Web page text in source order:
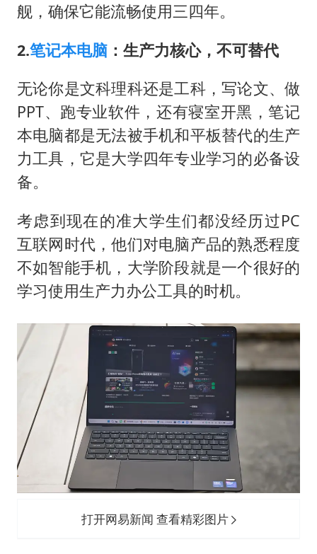
舰，确保它能流畅使用三四年。
2.笔记本电脑：生产力核心，不可替代
无论你是文科理科还是工科，写论文、做
PPT、跑专业软件，还有寝室开黑，笔记
本电脑都是无法被手机和平板替代的生产
力工具，它是大学四年专业学习的必备设
备。
考虑到现在的准大学生们都没经历过PC
互联网时代，他们对电脑产品的熟悉程度
不如智能手机，大学阶段就是一个很好的
学习使用生产力办公工具的时机。
打开网易新闻 查看精彩图片